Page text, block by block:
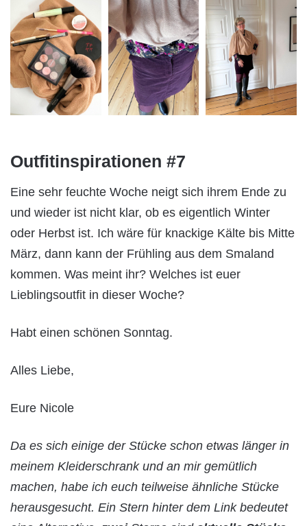
Outfitinspirationen #7
Eine sehr feuchte Woche neigt sich ihrem Ende zu
und wieder ist nicht klar, ob es eigentlich Winter
oder Herbst ist. Ich wäre für knackige Kälte bis Mitte
März, dann kann der Frühling aus dem Smaland
kommen. Was meint ihr? Welches ist euer
Lieblingsoutfit in dieser Woche?
Habt einen schönen Sonntag.
Alles Liebe,
Eure Nicole
Da es sich einige der Stücke schon etwas länger in
meinem Kleiderschrank und an mir gemütlich
machen, habe ich euch teilweise ähnliche Stücke
herausgesucht. Ein Stern hinter dem Link bedeutet